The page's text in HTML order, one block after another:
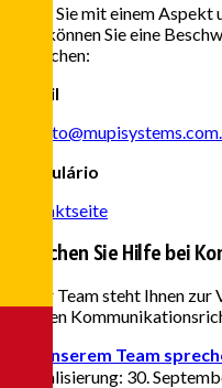
Wenn Sie mit einem
sind, können Sie eine
einreichen:
E-mail
Formulário
Kontaktseite
Brauchen Sie Hilfe bei
Unser Team steht Ihnen
unseren
Mit unserem Team
Aktualisierung: 30.